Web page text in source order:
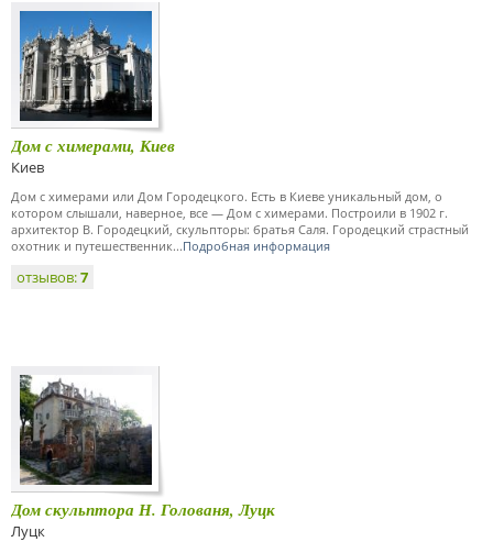
Дом с химерами, Киев
Киев
Дом с химерами или Дом Городецкого. Есть в Киеве уникальный дом, о
котором слышали, наверное, все — Дом с химерами. Построили в 1902 г.
архитектор В. Городецкий, скульпторы: братья Саля. Городецкий страстный
охотник и путешественник...Подробная информация
отзывов:7
Дом скульптора Н. Голованя, Луцк
Луцк